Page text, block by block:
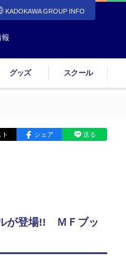
KADOKAWA GROUP INFO
報
グッズ スクール
ト シェア 送る
が登場!! ＭＦブッ